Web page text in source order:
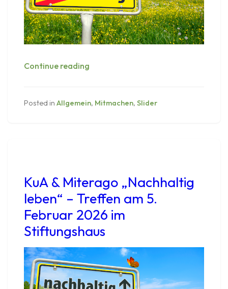
Continue reading
6.
der
Krümelkiste
Posted in Allgemein, Mitmachen, Slider
KuA & Miterago „Nachhaltig
leben“ – Treffen am 5.
Februar 2026 im
Stiftungshaus